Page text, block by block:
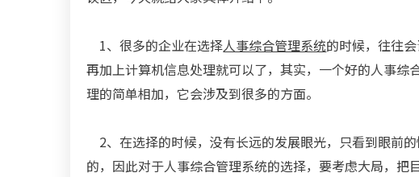
1、很多的企业在选择人事综合管理系统的时候，往往
再加上计算机信息处理就可以了，其实，一个好的人事
理的简单相加，它会涉及到很多的方面。
2、在选择的时候，没有长远的发展眼光，只看到眼前
的，因此对于人事综合管理系统的选择，要考虑大局，把